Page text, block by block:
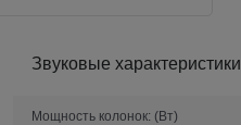
Звуковые характеристики
Мощность колонок: (Вт)